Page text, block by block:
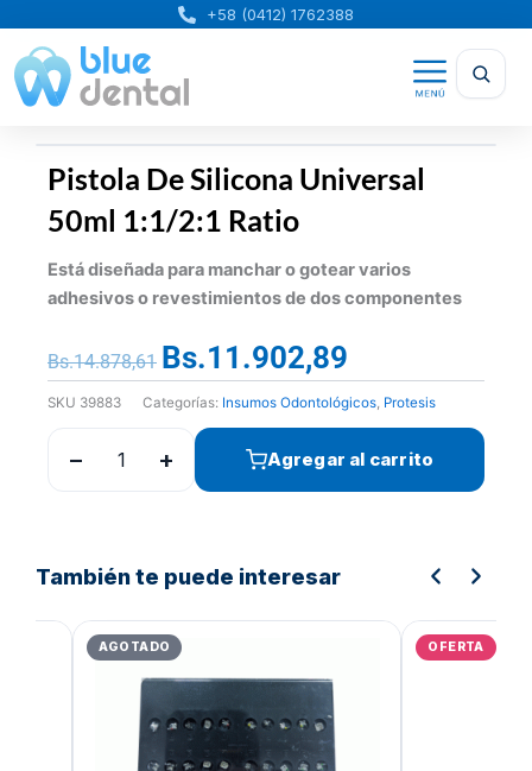
contenido
+58 (0412) 1762388
Pistola De Silicona Universal
50ml 1:1/2:1 Ratio
Está diseñada para manchar o gotear varios
adhesivos o revestimientos de dos componentes
Bs.14.878,61 El
precio
original
Bs.14.878,61.
Bs.11.902,89
precio
actual
Bs.11.902,89.
SKU 39883 Categorías: Insumos Odontológicos, Protesis
− + Agregar al carrito
También te puede interesar
precio
original
era:
Bs.5.173,94.
Bs.4.139,15.
AGOTADO OFERTA